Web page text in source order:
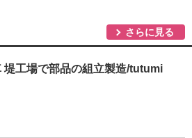
さらに見る
堤工場で部品の組立製造/tutumi